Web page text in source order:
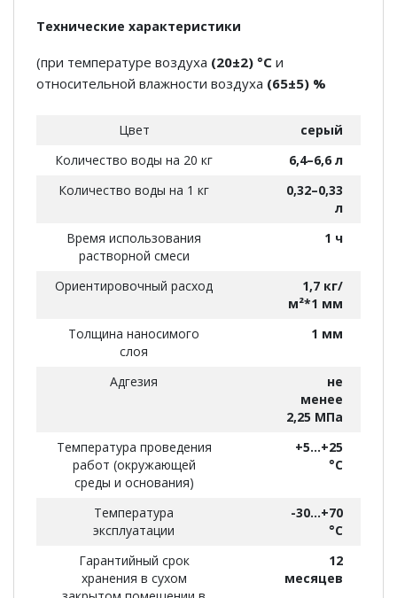
Технические характеристики
(при температуре воздуха (20±2) °С и
относительной влажности воздуха (65±5) %
Цвет
серый
Количество воды на 20 кг
6,4–6,6 л
Количество воды на 1 кг
0,32–0,33
л
Время использования
растворной смеси
1 ч
Ориентировочный расход
1,7 кг/
м²*1 мм
Толщина наносимого
слоя
1 мм
Адгезия
не
менее
2,25 МПа
Температура проведения
работ (окружающей
среды и основания)
+5...+25
°С
Температура
эксплуатации
-30...+70
°С
Гарантийный срок
хранения в сухом
12
месяцев